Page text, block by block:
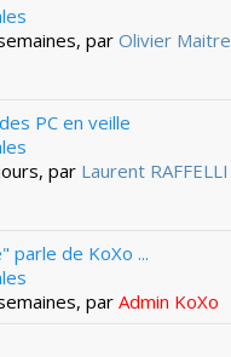
par Olivier Maitre
PC en veille
par Laurent RAFFELLI
parle de KoXo ...
par Admin KoXo